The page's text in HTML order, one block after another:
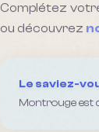
Complétez
ou découvrez
Le saviez-
Montrouge est